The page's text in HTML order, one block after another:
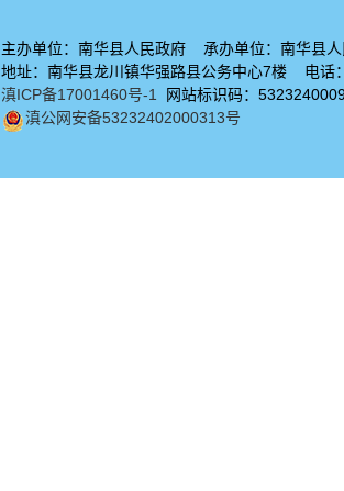
主办单位：南华县人民政府 承办单位：南华县人
地址：南华县龙川镇华强路县公务中心7楼 电
滇ICP备17001460号-1
网站标识码：
滇公网安备53232402000313号